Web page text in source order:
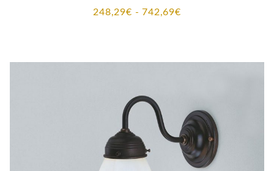
248,29€ - 742,69€Rango
desde
742,69€